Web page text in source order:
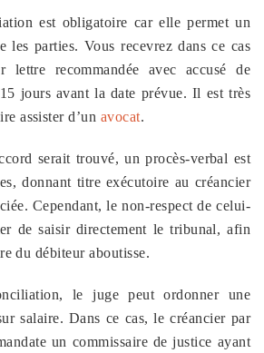
est obligatoire car elle permet un
les parties. Vous recevrez dans ce cas
lettre recommandée avec accusé de
jours avant la date prévue. Il est très
assister d’un avocat.
serait trouvé, un procès-verbal est
donnant titre exécutoire au créancier
Cependant, le non-respect de celui-
de saisir directement le tribunal, afin
du débiteur aboutisse.
le juge peut ordonner une
salaire. Dans ce cas, le créancier par
un commissaire de justice ayant